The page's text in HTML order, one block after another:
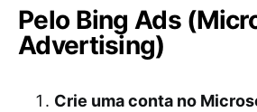
Pelo Bing Ads
Advertising)
Crie uma conta no